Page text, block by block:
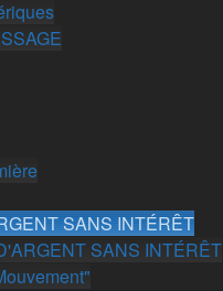
SANS INTÉRÊT
SANS INTÉRÊT